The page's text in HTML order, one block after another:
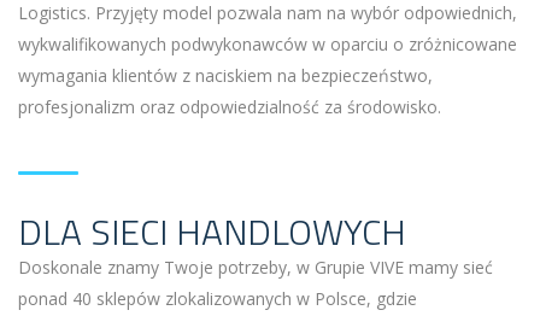
Logistics. Przyjęty model pozwala nam na wybór odpowiednich,
wykwalifikowanych podwykonawców w oparciu o zróżnicowane
wymagania klientów z naciskiem na bezpieczeństwo,
profesjonalizm oraz odpowiedzialność za środowisko.
DLA SIECI HANDLOWYCH
Doskonale znamy Twoje potrzeby, w Grupie VIVE mamy sieć
ponad 40 sklepów zlokalizowanych w Polsce, gdzie